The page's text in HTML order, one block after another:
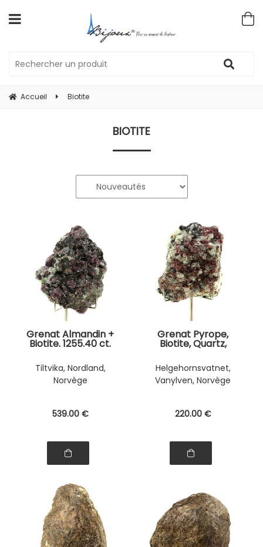
Accueil Biotite
BIOTITE
Grenat Almandin +
Biotite. 1255.40 ct.
Tiltvika, Nordland,
Norvège
539.00 €
Grenat Pyrope,
Biotite, Quartz,
Helgehornsvatnet,
Vanylven, Norvège
220.00 €